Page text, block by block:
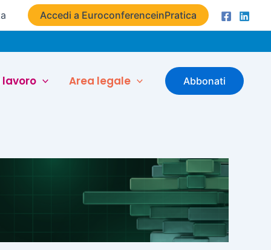
Accedi a EuroconferenceinPratica
lavoro Area legale Abbonati